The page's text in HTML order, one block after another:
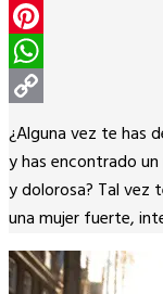
Twitter
Pinterest
WhatsApp
Copy
Link
¿Alguna vez te has
y has encontrado
y dolorosa? Tal vez
una mujer fuerte,